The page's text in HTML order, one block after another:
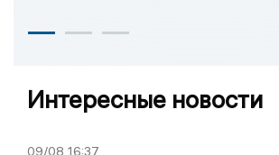
Интересные новости
09/08 16:37